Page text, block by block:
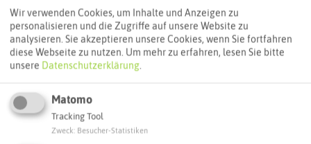
Autoroute finden
ATTRAKTIONEN IN DER UMGEBUNG
Was ihr hier noch erleben könnt
Wir verwenden Cookies, um Inhalte und Anzeigen zu
personalisieren und die Zugriffe auf unsere Website zu
analysieren. Sie akzeptieren unsere Cookies, wenn Sie fortfahren
diese Webseite zu nutzen. Um mehr zu erfahren, lesen Sie bitte
unsere Datenschutzerklärung.
Matomo
Tracking Tool
Zweck Besucher-Statistiken